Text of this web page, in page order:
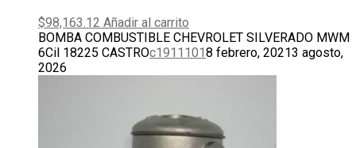
$98,163.12 Añadir al carrito
BOMBA COMBUSTIBLE CHEVROLET SILVERADO MWM
6Cil 18225 CASTROc19111018 febrero, 20213 agosto,
2026